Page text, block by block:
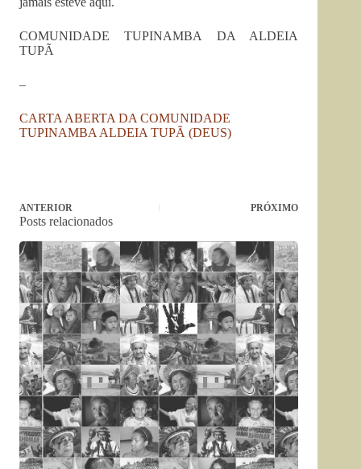
COMUNIDADE TUPINAMBA DA ALDEIA
TUPÃ
–
CARTA ABERTA DA COMUNIDADE
TUPINAMBA ALDEIA TUPÃ (DEUS)
ANTERIOR PRÓXIMO
Posts relacionados